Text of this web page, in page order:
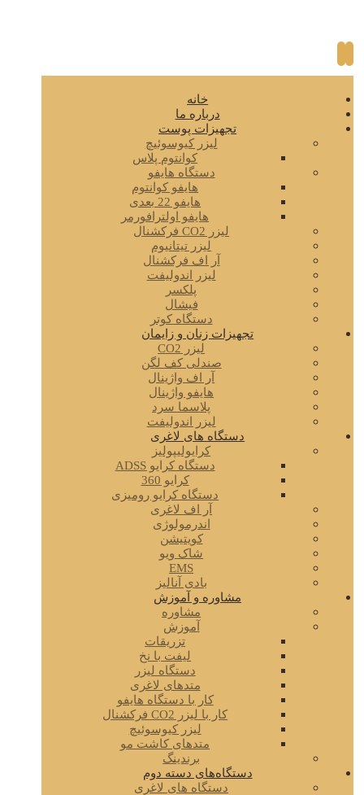
خانه
درباره ما
تجهیزات پوست
لیزر کیوسوئیچ
کوانتوم پلاس
دستگاه هایفو
هایفو کوانتوم
هایفو 22 بعدی
هایفو اولترافورمر
لیزر CO2 فرکشنال
لیزر تیتانیوم
آر اف فرکشنال
لیزر اندولیفت
پلکسر
فیشال
دستگاه کوتر
تجهیزات زنان و زایمان
لیزر CO2
صندلی کف لگن
آر اف واژینال
هایفو واژینال
پلاسما سرد
لیزر اندولیفت
دستگاه های لاغری
کرایولیپولیز
دستگاه کرایو ADSS
کرایو 360
دستگاه کرایو رومیزی
آر اف لاغری
اندرمولوژی
کویتیشن
شاک ویو
EMS
بادی آنالیز
مشاوره و آموزش
مشاوره
آموزش
تزریقات
لیفت با نخ
دستگاه لیزر
متدهای لاغری
کار با دستگاه هایفو
کار با لیزر CO2 فرکشنال
لیزر کیوسوئیچ
متدهای کاشت مو
برندینگ
دستگاه‌های دسته دوم
دستگاه های لاغری